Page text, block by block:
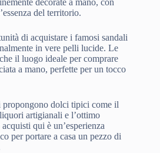
decorate a mano, con
del territorio.
di acquistare i famosi sandali
in vere pelli lucide. Le
il luogo ideale per comprare
a mano, perfette per un tocco
dolci tipici come il
artigianali e l’ottimo
qui è un’esperienza
per portare a casa un pezzo di